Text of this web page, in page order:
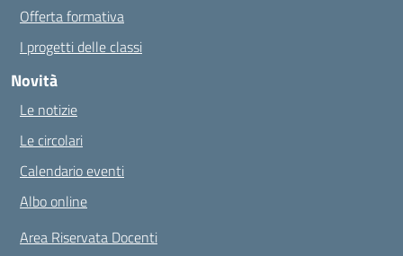
Offerta formativa
I progetti delle classi
Novità
Le notizie
Le circolari
Calendario eventi
Albo online
Area Riservata Docenti